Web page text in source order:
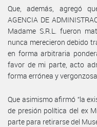
Que, además, agregó
AGENCIA DE
Madame S.R.L. fueron
nunca merecieron debido
en forma arbitraria
favor de mi parte, acto
forma errónea y
Que asimismo afirmó “la
de presión política del ex
parte para retirarse del